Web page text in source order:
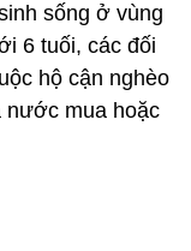
sống ở vùng
6 tuối, các đối
hộ cận nghèo
mua hoặc